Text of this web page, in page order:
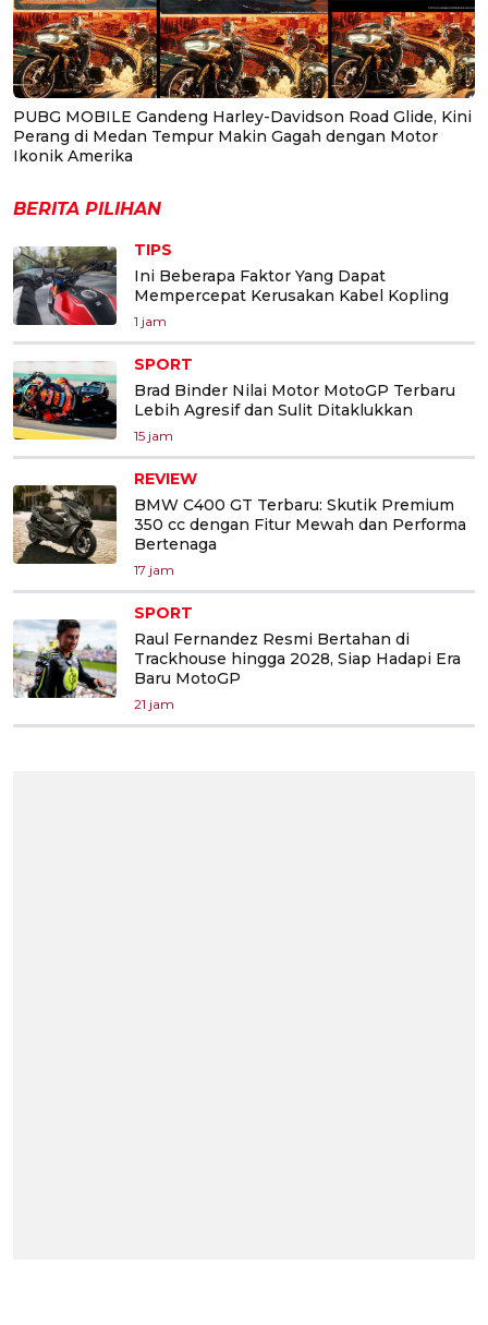
PUBG MOBILE Gandeng Harley-Davidson Road Glide, Kini
Perang di Medan Tempur Makin Gagah dengan Motor
Ikonik Amerika
BERITA PILIHAN
TIPS
Ini Beberapa Faktor Yang Dapat
Mempercepat Kerusakan Kabel Kopling
1 jam
SPORT
Brad Binder Nilai Motor MotoGP Terbaru
Lebih Agresif dan Sulit Ditaklukkan
15 jam
REVIEW
BMW C400 GT Terbaru: Skutik Premium
350 cc dengan Fitur Mewah dan Performa
Bertenaga
17 jam
SPORT
Raul Fernandez Resmi Bertahan di
Trackhouse hingga 2028, Siap Hadapi Era
Baru MotoGP
21 jam